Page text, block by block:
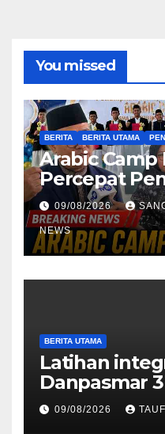
You missed
BERITA BERITA UTAMA
Arabic Camp
Percepat
Bahasa Arab
09/08/2026
NEWS
BERITA UTAMA
Latihan
Danpasmar
rangkaian
Marinir di
09/08/2026